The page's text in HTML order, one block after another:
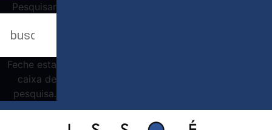
Pesquisar
Feche esta
caixa de
pesquisa.